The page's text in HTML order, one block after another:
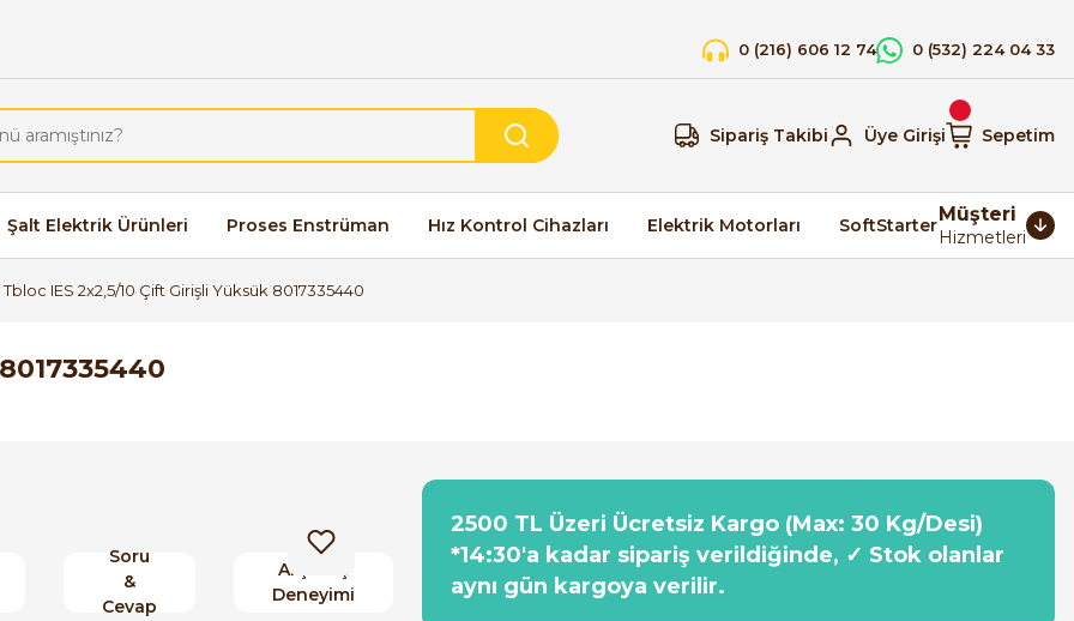
0 (216) 606 12 74 0 (532) 224 04 33
Sipariş Takibi Üye Girişi Sepetim
Şalt Elektrik Ürünleri Proses Enstrüman Hız Kontrol Cihazları Elektrik Motorları SoftStarterMüşteri
Hizmetleri
Tbloc IES 2x2,5/10 Çift Girişli Yüksük 8017335440
Soru
&
Cevap
Alışveriş
Deneyimi
2500 TL Üzeri Ücretsiz Kargo (Max: 30 Kg/Desi)
*14:30'a kadar sipariş verildiğinde, ✓ Stok olanlar
aynı gün kargoya verilir.